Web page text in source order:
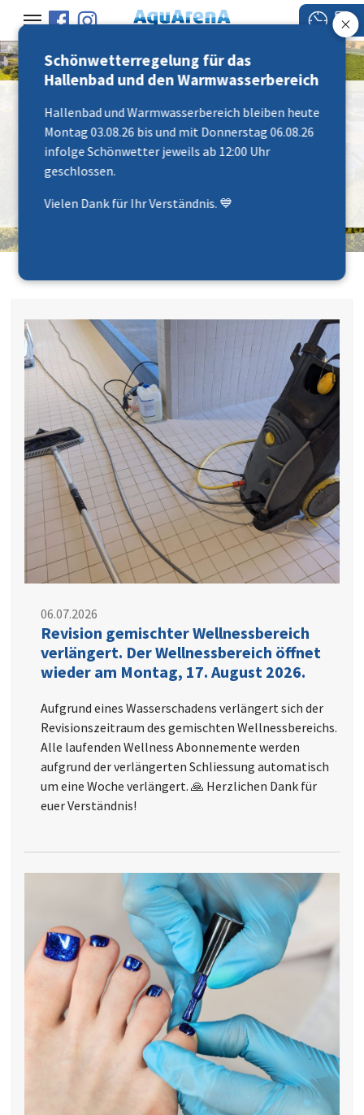
"abtauche - abschaute -
uftanke"
26.5 °C
07.08.2026 - 08:00
06.07.2026
Revision gemischter Wellnessbereich
verlängert. Der Wellnessbereich öffnet
wieder am Montag, 17. August 2026.
Aufgrund eines Wasserschadens verlängert sich der
Revisionszeitraum des gemischten Wellnessbereichs.
Alle laufenden Wellness Abonnemente werden
aufgrund der verlängerten Schliessung automatisch
um eine Woche verlängert. 🙏 Herzlichen Dank für
euer Verständnis!
Schönwetterregelung für das
Hallenbad und den Warmwasserbereich
Hallenbad und Warmwasserbereich bleiben heute
Montag 03.08.26 bis und mit Donnerstag 06.08.26
infolge Schönwetter jeweils ab 12:00 Uhr
geschlossen.
Vielen Dank für Ihr Verständnis. 💙